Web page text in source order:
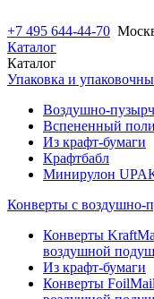
+7 495 644-44-70
Каталог
Каталог
Упаковка и
Воздушно-
Вспененный
Из крафт-бумаги
Крафтбабл
Минирулон
Конверты с воздушно-
Конверты
воздушной
Из крафт-бумаги
Конверты